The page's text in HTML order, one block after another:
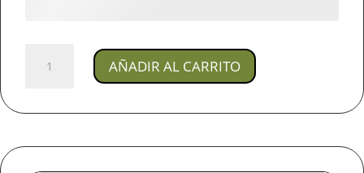
Piercing
Para
AÑADIR AL CARRITO